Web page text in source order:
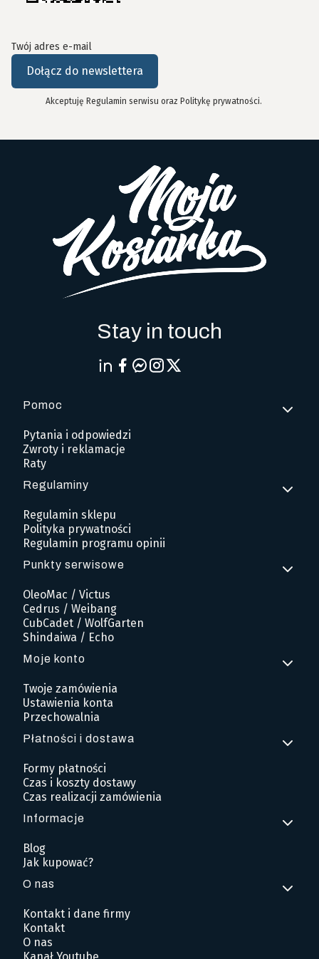
Twój adres e-mail
Dołącz do newslettera
Akceptuję Regulamin serwisu oraz Politykę prywatności.
Stay in touch
Linki w stopce
Pomoc
Pytania i odpowiedzi
Zwroty i reklamacje
Raty
Regulaminy
Regulamin sklepu
Polityka prywatności
Regulamin programu opinii
Punkty serwisowe
OleoMac / Victus
Cedrus / Weibang
CubCadet / WolfGarten
Shindaiwa / Echo
Moje konto
Twoje zamówienia
Ustawienia konta
Przechowalnia
Płatności i dostawa
Formy płatności
Czas i koszty dostawy
Czas realizacji zamówienia
Informacje
Blog
Jak kupować?
O nas
Kontakt i dane firmy
Kontakt
O nas